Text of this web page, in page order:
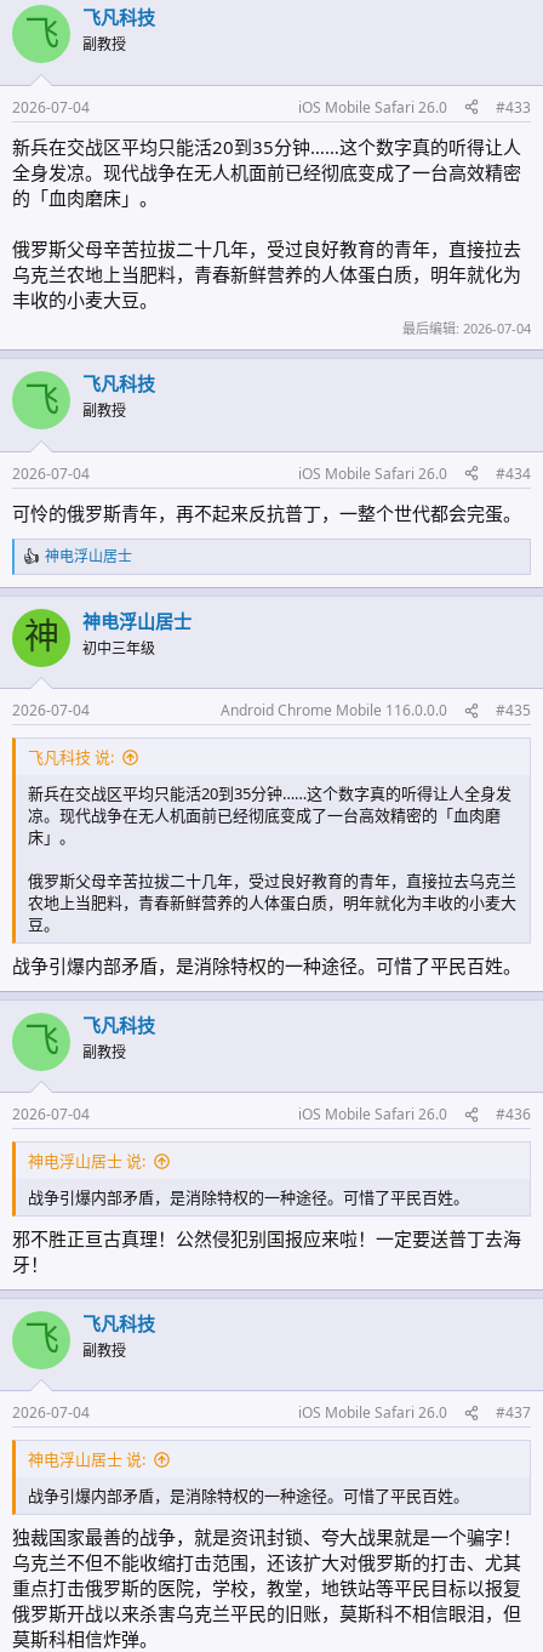
飞 飞凡科技
副教授
2026-07-04 iOS Mobile Safari 26.0 #433
新兵在交战区平均只能活20到35分钟……这个数字真的听得让人
全身发凉。现代战争在无人机面前已经彻底变成了一台高效精密
的「血肉磨床」。
俄罗斯父母辛苦拉拔二十几年，受过良好教育的青年，直接拉去
乌克兰农地上当肥料，青春新鲜营养的人体蛋白质，明年就化为
丰收的小麦大豆。
最后编辑: 2026-07-04
飞 飞凡科技
副教授
2026-07-04 iOS Mobile Safari 26.0 #434
可怜的俄罗斯青年，再不起来反抗普丁，一整个世代都会完蛋。
反
馈
:
神电浮山居士
神 神电浮山居士
初中三年级
2026-07-04 Android Chrome Mobile 116.0.0.0 #435
飞凡科技 说:
新兵在交战区平均只能活20到35分钟……这个数字真的听得让人全身发
凉。现代战争在无人机面前已经彻底变成了一台高效精密的「血肉磨
床」。
俄罗斯父母辛苦拉拔二十几年，受过良好教育的青年，直接拉去乌克兰
农地上当肥料，青春新鲜营养的人体蛋白质，明年就化为丰收的小麦大
豆。
战争引爆内部矛盾，是消除特权的一种途径。可惜了平民百姓。
飞 飞凡科技
副教授
2026-07-04 iOS Mobile Safari 26.0 #436
神电浮山居士 说:
战争引爆内部矛盾，是消除特权的一种途径。可惜了平民百姓。
邪不胜正亘古真理！公然侵犯别国报应来啦！一定要送普丁去海
牙！
飞 飞凡科技
副教授
2026-07-04 iOS Mobile Safari 26.0 #437
神电浮山居士 说:
战争引爆内部矛盾，是消除特权的一种途径。可惜了平民百姓。
独裁国家最善的战争，就是资讯封锁、夸大战果就是一个骗字！
乌克兰不但不能收缩打击范围，还该扩大对俄罗斯的打击、尤其
重点打击俄罗斯的医院，学校，教堂，地铁站等平民目标以报复
俄罗斯开战以来杀害乌克兰平民的旧账，莫斯科不相信眼泪，但
莫斯科相信炸弹。